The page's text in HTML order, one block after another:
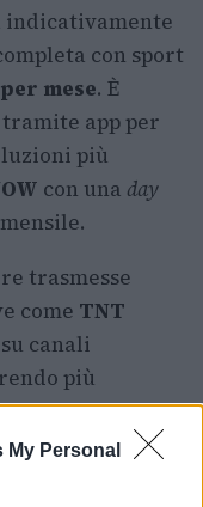
My Personal
indicativamente
con sport
mese. È
app per
più
con una day
trasmesse
come TNT
canali
più
La copertura
di seguire le
svolta e